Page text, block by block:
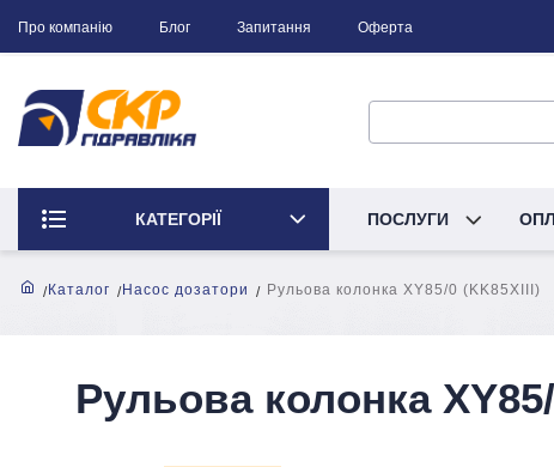
Про компанію Блог Запитання Оферта
КАТЕГОРІЇ ПОСЛУГИ
Каталог Насос дозатори Рульова колонка XY85/0 (KK85XIII)
Рульова колонка